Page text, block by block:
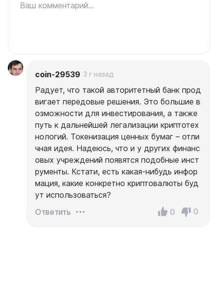
Ваш комментарий...
coin-29539 3 г назад
Радует, что такой авторитетный банк прод
вигает передовые решения. Это большие в
озможности для инвестирования, а также
путь к дальнейшей легализации криптотех
нологий. Токенизация ценных бумаг – отли
чная идея. Надеюсь, что и у других финанс
овых учреждений появятся подобные инст
рументы. Кстати, есть какая-нибудь инфор
мация, какие конкретно криптовалюты буд
ут использоваться?
Ответить
0 0